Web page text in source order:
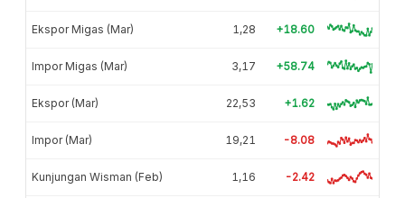
Ekspor Migas (Mar) 1,28 +18.60
Impor Migas (Mar) 3,17 +58.74
Ekspor (Mar) 22,53 +1.62
Impor (Mar) 19,21 -8.08
Kunjungan Wisman (Feb) 1,16 -2.42